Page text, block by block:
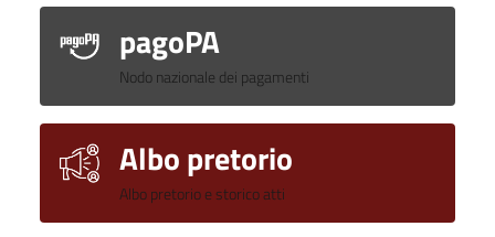
pagoPA
Nodo nazionale dei pagamenti
Albo pretorio
Albo pretorio e storico atti